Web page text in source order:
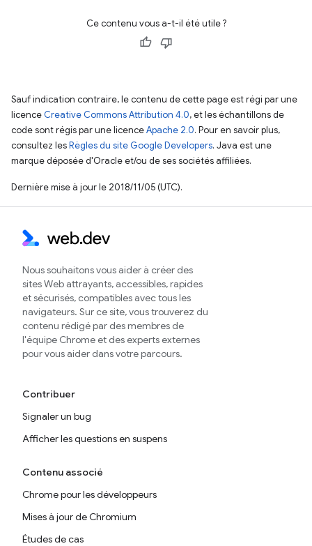
Ce contenu vous a-t-il été utile ?
Sauf indication contraire, le contenu de cette page est régi par une
licence Creative Commons Attribution 4.0, et les échantillons de
code sont régis par une licenceApache 2.0. Pour en savoir plus,
consultez lesRègles du site Google Developers. Java est une
marque déposée d'Oracle et/ou de ses sociétés affiliées.
Dernière mise à jour le 2018/11/05 (UTC).
Nous souhaitons vous aider à créer des
sites Web attrayants, accessibles, rapides
et sécurisés, compatibles avec tous les
navigateurs. Sur ce site, vous trouverez du
contenu rédigé par des membres de
l'équipe Chrome et des experts externes
pour vous aider dans votre parcours.
Contribuer
Signaler un bug
Afficher les questions en suspens
Contenu associé
Chrome pour les développeurs
Mises à jour de Chromium
Études de cas